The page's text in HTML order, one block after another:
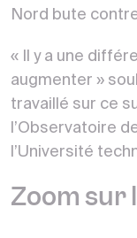
Nord bute contre
« Il y a une
augmenter »
travaillé sur ce
l’Observatoire
l’Université
Zoom sur